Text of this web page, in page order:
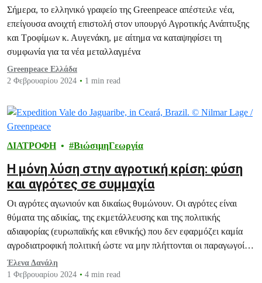
Σήμερα, το ελληνικό γραφείο της Greenpeace απέστειλε νέα,
επείγουσα ανοιχτή επιστολή στον υπουργό Αγροτικής Ανάπτυξης
και Τροφίμων κ. Αυγενάκη, με αίτημα να καταψηφίσει τη
συμφωνία για τα νέα μεταλλαγμένα
Greenpeace Ελλάδα
2 Φεβρουαρίου 2024
1 min read
ΔΙΑΤΡΟΦΗ ΒιώσιμηΓεωργία
Η μόνη λύση στην αγροτική κρίση: φύση
και αγρότες σε συμμαχία
Οι αγρότες αγωνιούν και δικαίως θυμώνουν. Οι αγρότες είναι
θύματα της αδικίας, της εκμετάλλευσης και της πολιτικής
αδιαφορίας (ευρωπαϊκής και εθνικής) που δεν εφαρμόζει καμία
αγροδιατροφική πολιτική ώστε να μην πλήττονται οι παραγωγοί
σε κάθε εξωτερική αναταραχή (οικονομική κρίση, πόλεμος,
πανδημία, κλιματική κατάρρευση) όπως συμβαίνει ως σήμερα.
Έλενα Δανάλη
1 Φεβρουαρίου 2024
4 min read